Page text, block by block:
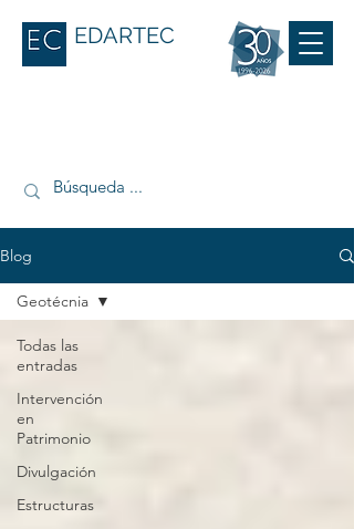
EDARTEC
Blog
Todas las
entradas
Intervención
en
Patrimonio
Divulgación
Estructuras
Geotécnia